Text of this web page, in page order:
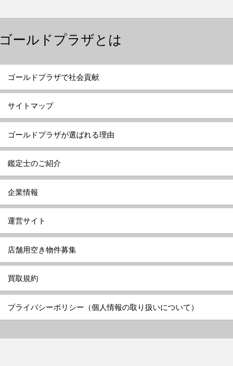
ゴールドプラザとは
ゴールドプラザで社会貢献
サイトマップ
ゴールドプラザが選ばれる理由
鑑定士のご紹介
企業情報
運営サイト
店舗用空き物件募集
買取規約
プライバシーポリシー（個人情報の取り扱いについて）